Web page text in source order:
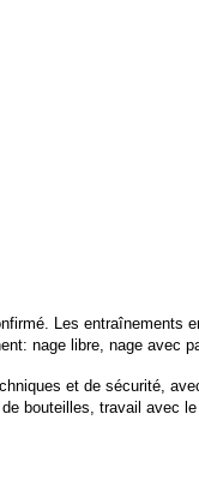
Les
nage libre, nage avec
et de sécurité,
bouteilles, travail avec